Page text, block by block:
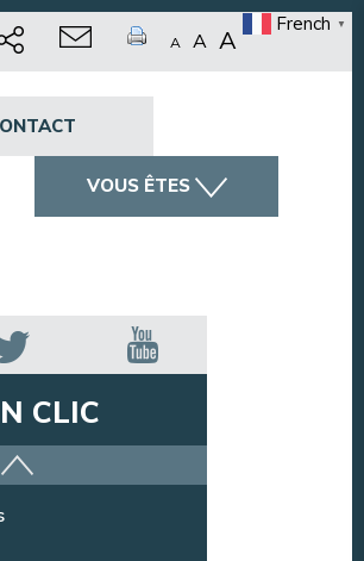
A A A
French ▼
VOUS ÊTES
CLIC